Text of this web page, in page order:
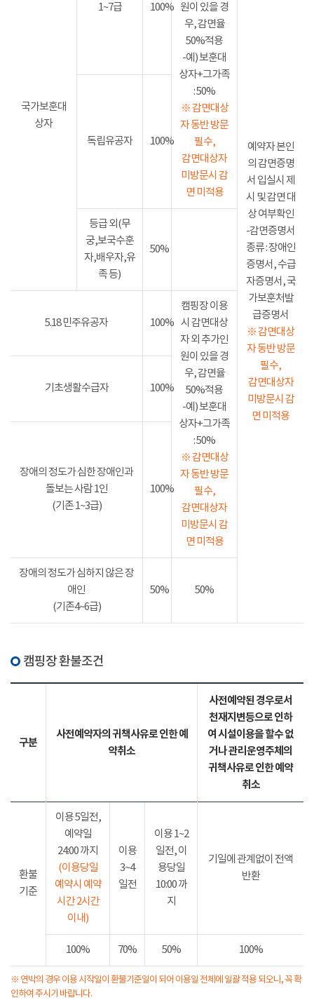
국가보훈대
상자
1~7급 100% 원이 있을 경
우, 감면율
50%적용
-예) 보훈대
상자+그가족
: 50%
※ 감면대상
자 동반 방문
필수,
감면대상자
미방문시 감
면 미적용
예약자 본인
의 감면증명
서 입실시 제
시 및 감면 대
상 여부확인
-감면증명서
종류 : 장애인
증명서, 수급
자증명서, 국
가보훈처발
급증명서
※ 감면대상
자 동반 방문
필수,
감면대상자
미방문시 감
면 미적용
독립유공자 100%
등급 외(무
궁,보국수훈
자,배우자,유
족 등)
50%
5.18 민주유공자 100%
캠핑장 이용
시 감면대상
자 외 추가인
원이 있을 경
우, 감면율
50%적용
-예) 보훈대
상자+그가족
: 50%
※ 감면대상
자 동반 방문
필수,
감면대상자
미방문시 감
면 미적용
기초생활수급자 100%
장애의 정도가 심한 장애인과
돌보는 사람 1인
(기존 1~3급)
100%
장애의 정도가 심하지 않은 장
애인
(기존4~6급)
50% 50%
캠핑장 환불조건
구분
사전예약자의 귀책사유로 인한 예
약취소
사전예약된 경우로서
천재지변등으로 인하
여 시설이용을 할수 없
거나 관리운영주체의
귀책사유로 인한 예약
취소
환불
기준
이용 5일전,
예약일
24:00 까지
(이용당일
예약시 예약
시간 2시간
이내)
이용
3~4
일전
이용 1~2
일전, 이
용당일
10:00 까
지
기일에 관계없이 전액
반환
100% 70% 50% 100%
※ 연박의 경우 이용 시작일이 환불기준일이 되어 이용일 전체에 일괄 적용 되오니, 꼭 확
인하여 주시기 바랍니다.